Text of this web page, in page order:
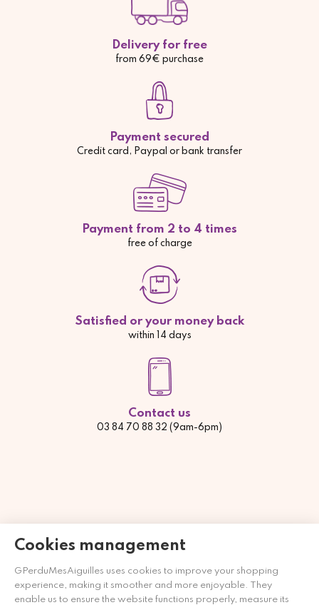
Cookies management
GPerduMesAiguilles uses cookies to improve your shopping
experience, making it smoother and more enjoyable. They
enable us to ensure the website functions properly, measure its
Delivery for free
from 69€ purchase
Payment secured
Credit card, Paypal or bank transfer
Payment from 2 to 4 times
free of charge
Satisfied or your money back
within 14 days
Contact us
03 84 70 88 32 (9am-6pm)